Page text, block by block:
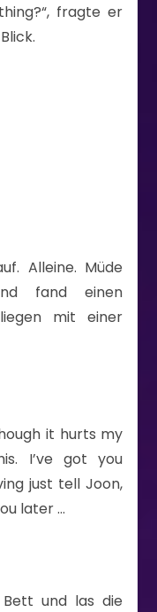
fragte er
Alleine. Müde
fand einen
mit einer
it hurts my
I’ve got you
just tell Joon,
later …
und las die